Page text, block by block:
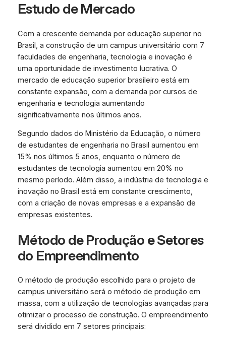
Estudo de Mercado
Com a crescente demanda por educação superior no
Brasil, a construção de um campus universitário com 7
faculdades de engenharia, tecnologia e inovação é
uma oportunidade de investimento lucrativa. O
mercado de educação superior brasileiro está em
constante expansão, com a demanda por cursos de
engenharia e tecnologia aumentando
significativamente nos últimos anos.
Segundo dados do Ministério da Educação, o número
de estudantes de engenharia no Brasil aumentou em
15% nos últimos 5 anos, enquanto o número de
estudantes de tecnologia aumentou em 20% no
mesmo período. Além disso, a indústria de tecnologia e
inovação no Brasil está em constante crescimento,
com a criação de novas empresas e a expansão de
empresas existentes.
Método de Produção e Setores
do Empreendimento
O método de produção escolhido para o projeto de
campus universitário será o método de produção em
massa, com a utilização de tecnologias avançadas para
otimizar o processo de construção. O empreendimento
será dividido em 7 setores principais: